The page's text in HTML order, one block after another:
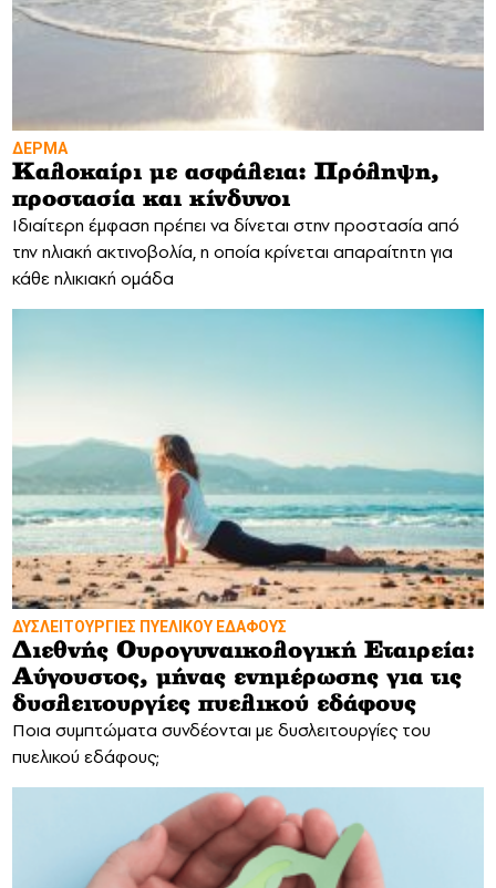
ΔΕΡΜΑ
Καλοκαίρι με ασφάλεια: Πρόληψη,
προστασία και κίνδυνοι
Ιδιαίτερη έμφαση πρέπει να δίνεται στην προστασία από
την ηλιακή ακτινοβολία, η οποία κρίνεται απαραίτητη για
κάθε ηλικιακή ομάδα
ΔΥΣΛΕΙΤΟΥΡΓΙΕΣ ΠΥΕΛΙΚΟΥ ΕΔΑΦΟΥΣ
Διεθνής Ουρογυναικολογική Εταιρεία:
Αύγουστος, μήνας ενημέρωσης για τις
δυσλειτουργίες πυελικού εδάφους
Ποια συμπτώματα συνδέονται με δυσλειτουργίες του
πυελικού εδάφους;